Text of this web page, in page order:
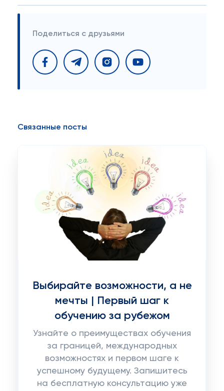
Поделиться с друзьями
Связанные посты
Выбирайте возможности, а не
мечты | Первый шаг к
обучению за рубежом
Узнайте о преимуществах обучения
за границей, международных
возможностях и первом шаге к
успешному будущему. Запишитесь
на бесплатную консультацию уже